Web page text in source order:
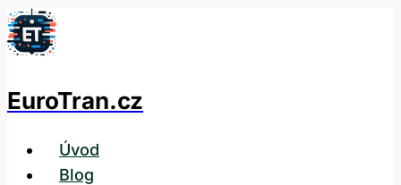
Přeskočit
na
EuroTran.cz
Úvod
Blog